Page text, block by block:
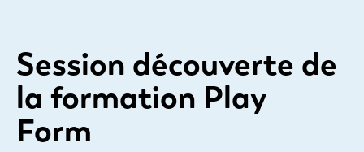
Session découverte de
la formation Play
Form